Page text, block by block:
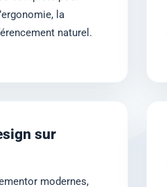
la
naturel.
sur
modernes,